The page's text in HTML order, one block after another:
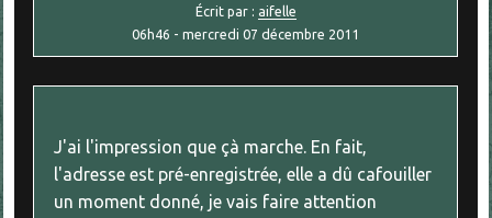
Écrit par : aifelle
06h46 -mercredi 07 décembre 2011
J'ai l'impression que çà marche. En fait,
l'adresse est pré-enregistrée, elle a dû cafouiller
un moment donné, je vais faire attention